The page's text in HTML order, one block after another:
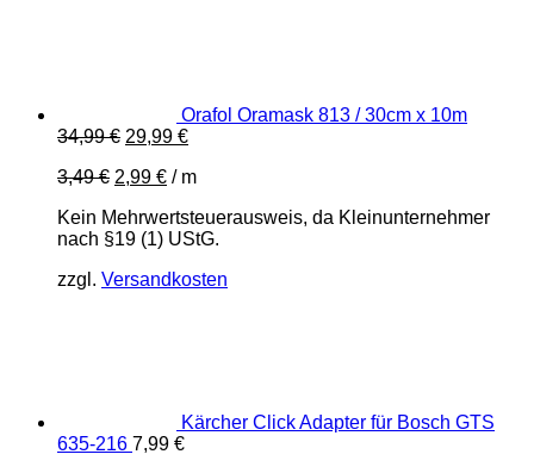
Orafol Oramask 813 / 30cm x 10m
34,99€ Ursprünglicher
war:
29,99 €Aktueller
ist:
3,49€ 2,99 € / m
Kein Mehrwertsteuerausweis, da Kleinunternehmer
nach §19 (1) UStG.
zzgl. Versandkosten
Kärcher Click Adapter für Bosch GTS
635-216 7,99 €